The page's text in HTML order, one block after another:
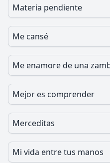
Materia pendiente
Me cansé
Me enamore de una
Mejor es comprender
Merceditas
Mi vida entre tus manos